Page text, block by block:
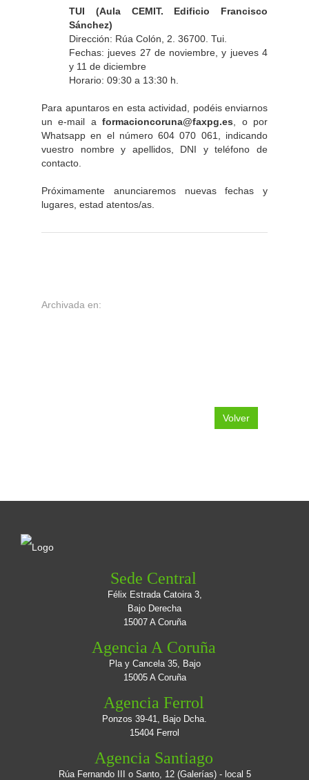
TUI (Aula CEMIT. Edificio Francisco
Sánchez)
Dirección: Rúa Colón, 2. 36700. Tui.
Fechas: jueves 27 de noviembre, y jueves 4
y 11 de diciembre
Horario: 09:30 a 13:30 h.
Para apuntaros en esta actividad, podéis enviarnos
un e-mail aformacioncoruna@faxpg.es , o por
Whatsapp en el número 604 070 061, indicando
vuestro nombre y apellidos, DNI y teléfono de
contacto.
Próximamente anunciaremos nuevas fechas y
lugares, estad atentos/as.
Archivada en:
Volver
Sede Central
Félix Estrada Catoira 3,
Bajo Derecha
15007 A Coruña
Agencia A Coruña
Pla y Cancela 35, Bajo
15005 A Coruña
Agencia Ferrol
Ponzos 39-41, Bajo Dcha.
15404 Ferrol
Agencia Santiago
Rúa Fernando III o Santo, 12 (Galerías) - local 5